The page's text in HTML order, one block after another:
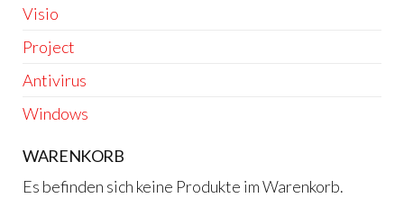
Visio
Project
Antivirus
Windows
WARENKORB
Es befinden sich keine Produkte im Warenkorb.